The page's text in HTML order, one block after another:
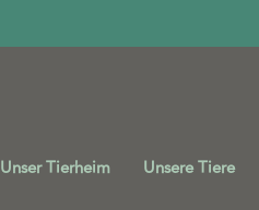
Unser Tierheim Unsere Tiere